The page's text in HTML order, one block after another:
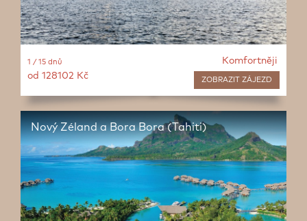
Komfortněji
ZOBRAZIT ZÁJEZD
1 / 15 dnů
od 128102 Kč
Nový Zéland a Bora Bora (Tahiti)